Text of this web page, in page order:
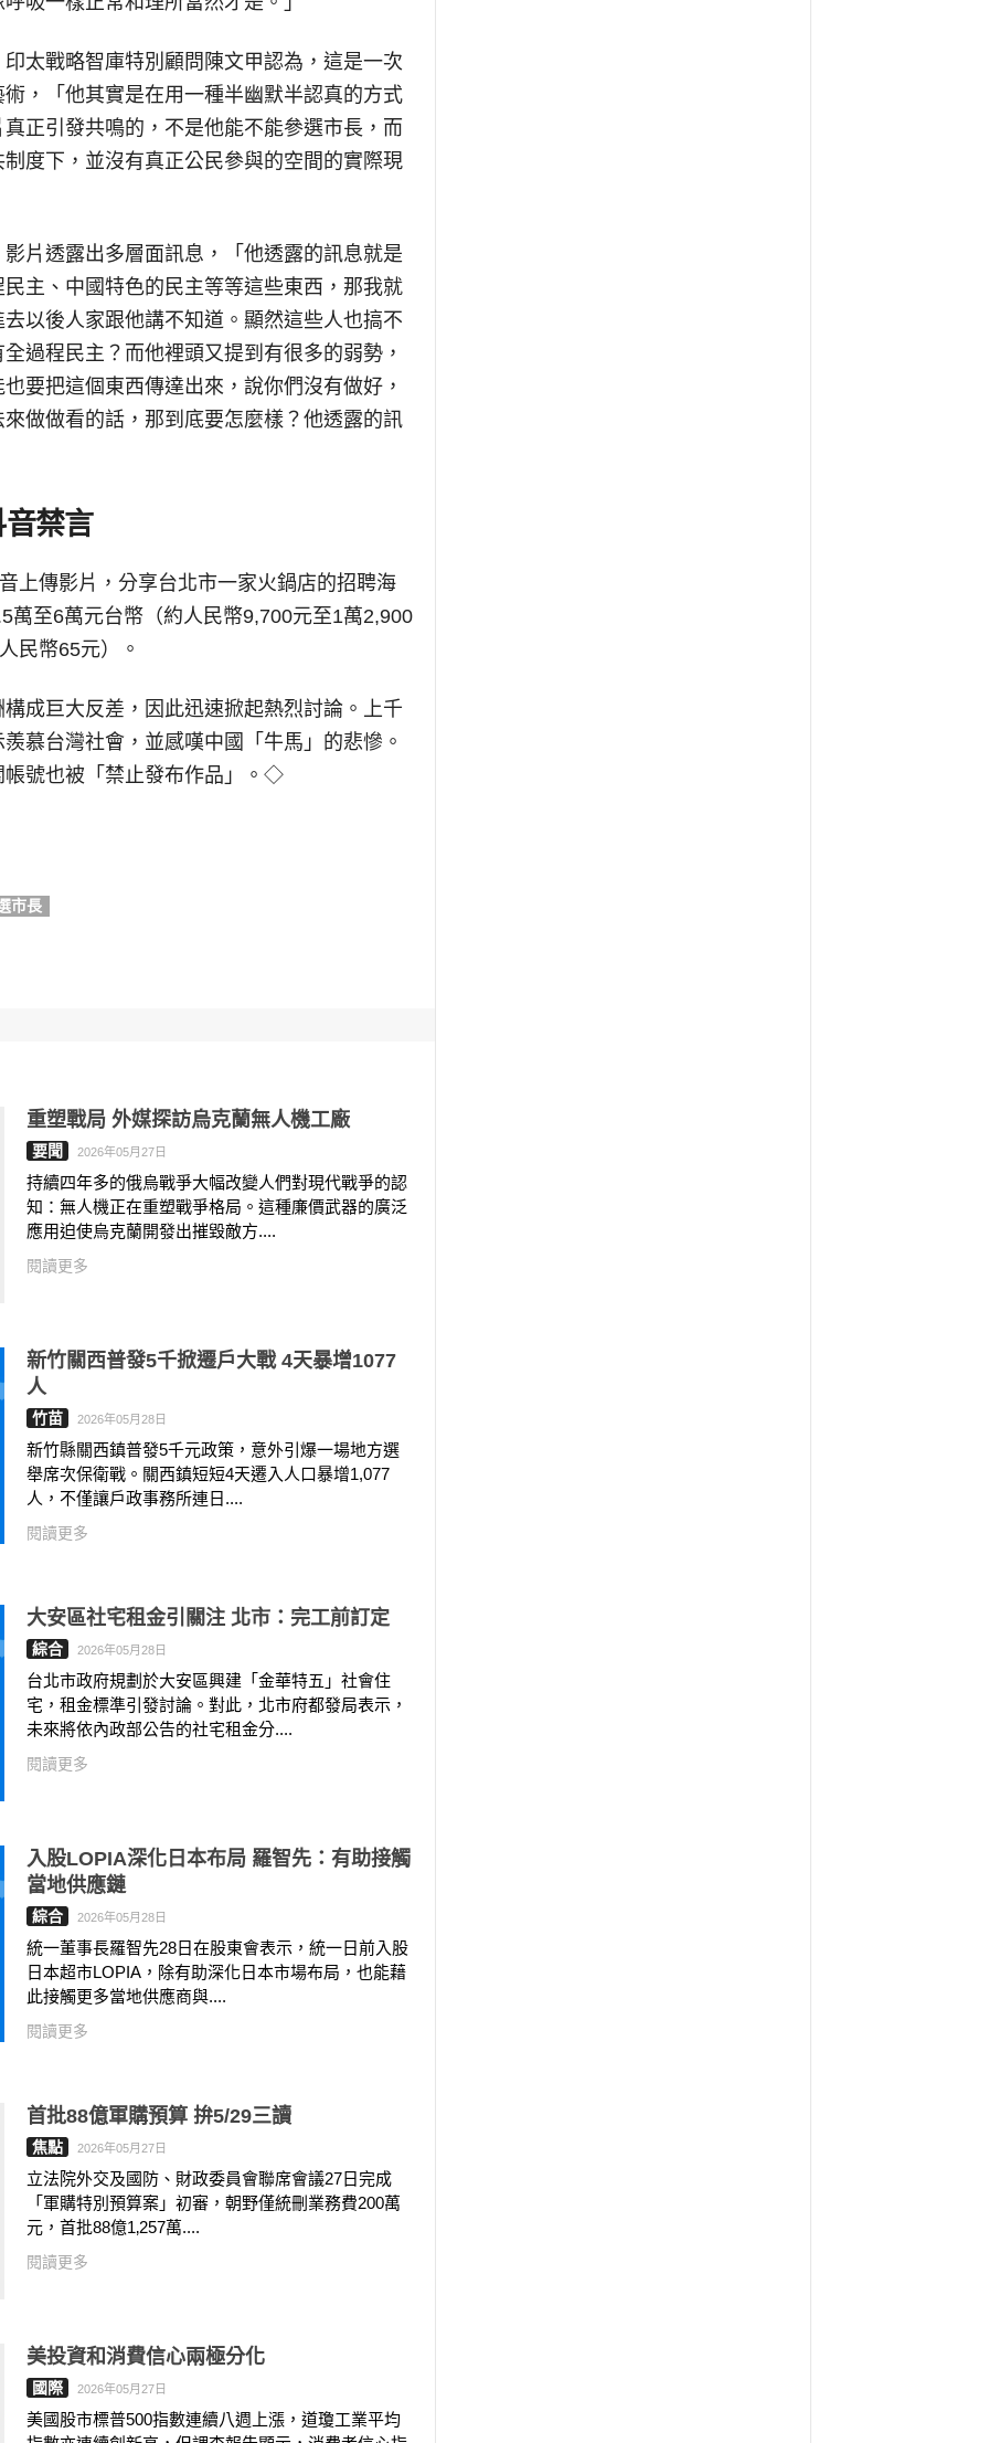
太戰略智庫特別顧問陳文甲認為，這是一次
，「他其實是在用一種半幽默半認真的方式
正引發共鳴的，不是他能不能參選市長，而
度下，並沒有真正公民參與的空間的實際現
片透露出多層面訊息，「他透露的訊息就是
主、中國特色的民主等等這些東西，那我就
以後人家跟他講不知道。顯然這些人也搞不
過程民主？而他裡頭又提到有很多的弱勢，
要把這個東西傳達出來，說你們沒有做好，
做做看的話，那到底要怎麼樣？他透露的訊
禁言
上傳影片，分享台北市一家火鍋店的招聘海
萬至6萬元台幣（約人民幣9,700元至1萬2,900
民幣65元）。
成巨大反差，因此迅速掀起熱烈討論。上千
慕台灣社會，並感嘆中國「牛馬」的悲慘。
號也被「禁止發布作品」。◇
市長
重塑戰局 外媒探訪烏克蘭無人機工廠
要聞 2026年05月27日
持續四年多的俄烏戰爭大幅改變人們對現代戰爭的認
知：無人機正在重塑戰爭格局。這種廉價武器的廣泛
應用迫使烏克蘭開發出摧毀敵方....
閱讀更多
新竹關西普發5千掀遷戶大戰 4天暴增1077
人
竹苗 2026年05月28日
新竹縣關西鎮普發5千元政策，意外引爆一場地方選
舉席次保衛戰。關西鎮短短4天遷入人口暴增1,077
人，不僅讓戶政事務所連日....
閱讀更多
大安區社宅租金引關注 北市：完工前訂定
綜合 2026年05月28日
台北市政府規劃於大安區興建「金華特五」社會住
宅，租金標準引發討論。對此，北市府都發局表示，
未來將依內政部公告的社宅租金分....
閱讀更多
入股LOPIA深化日本布局 羅智先：有助接觸
當地供應鏈
綜合 2026年05月28日
統一董事長羅智先28日在股東會表示，統一日前入股
日本超市LOPIA，除有助深化日本市場布局，也能藉
此接觸更多當地供應商與....
閱讀更多
首批88億軍購預算 拚5/29三讀
焦點 2026年05月27日
立法院外交及國防、財政委員會聯席會議27日完成
「軍購特別預算案」初審，朝野僅統刪業務費200萬
元，首批88億1‚257萬....
閱讀更多
美投資和消費信心兩極分化
國際 2026年05月27日
美國股市標普500指數連續八週上漲，道瓊工業平均